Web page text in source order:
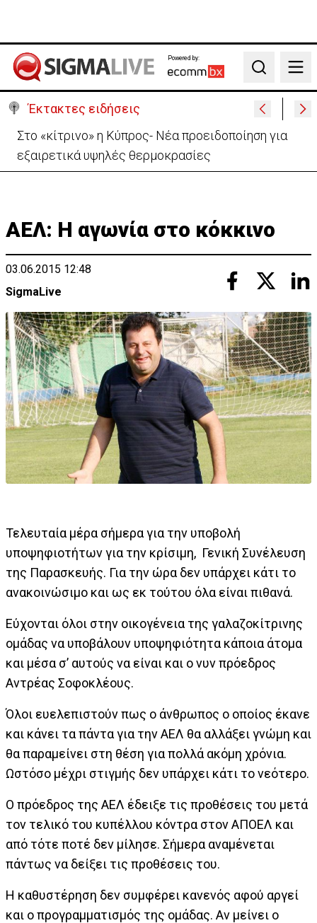
Powered by:
Search
Έκτακτες ειδήσεις
Ανοίγει από αύριο η οδική πρόσβαση στις Αφίξεις
του Αεροδρομίου Λάρνακας
ΑΕΛ: Η αγωνία στο κόκκινο
03.06.2015 12:48
SigmaLive
Τελευταία μέρα σήμερα για την υποβολή
υποψηφιοτήτων για την κρίσιμη, Γενική Συνέλευση
της Παρασκευής. Για την ώρα δεν υπάρχει κάτι το
ανακοινώσιμο και ως εκ τούτου όλα είναι πιθανά.
Εύχονται όλοι στην οικογένεια της γαλαζοκίτρινης
ομάδας να υποβάλουν υποψηφιότητα κάποια άτομα
και μέσα σ’ αυτούς να είναι και ο νυν πρόεδρος
Αντρέας Σοφοκλέους.
Όλοι ευελεπιστούν πως ο άνθρωπος ο οποίος έκανε
και κάνει τα πάντα για την ΑΕΛ θα αλλάξει γνώμη και
θα παραμείνει στη θέση για πολλά ακόμη χρόνια.
Ωστόσο μέχρι στιγμής δεν υπάρχει κάτι το νεότερο.
Ο πρόεδρος της ΑΕΛ έδειξε τις προθέσεις του μετά
τον τελικό του κυπέλλου κόντρα στον ΑΠΟΕΛ και
από τότε ποτέ δεν μίλησε. Σήμερα αναμένεται
πάντως να δείξει τις προθέσεις του.
Η καθυστέρηση δεν συμφέρει κανενός αφού αργεί
και ο προγραμματισμός της ομάδας. Αν μείνει ο